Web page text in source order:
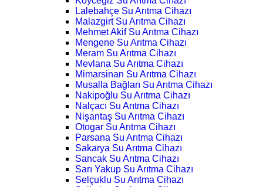
Lalebahçe Su Arıtma Cihazı
Malazgirt Su Arıtma Cihazı
Mehmet Akif Su Arıtma Cihazı
Mengene Su Arıtma Cihazı
Meram Su Arıtma Cihazı
Mevlana Su Arıtma Cihazı
Mimarsinan Su Arıtma Cihazı
Musalla Bağları Su Arıtma Cihazı
Nakipoğlu Su Arıtma Cihazı
Nalçacı Su Arıtma Cihazı
Nişantaş Su Arıtma Cihazı
Otogar Su Arıtma Cihazı
Parsana Su Arıtma Cihazı
Sakarya Su Arıtma Cihazı
Sancak Su Arıtma Cihazı
Sarı Yakup Su Arıtma Cihazı
Selçuklu Su Arıtma Cihazı